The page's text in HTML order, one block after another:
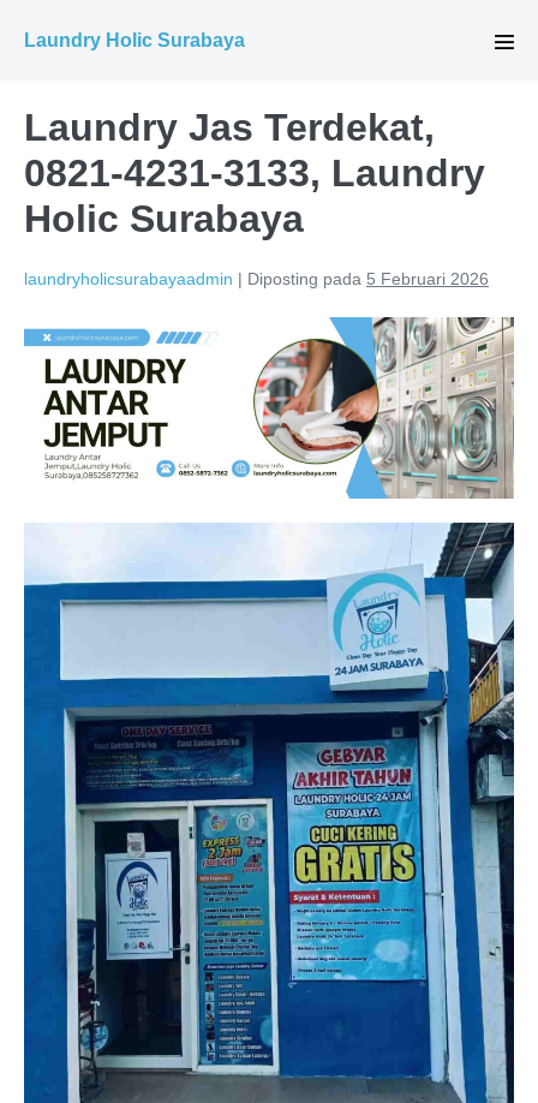
Laundry Holic Surabaya
Laundry Jas Terdekat,
0821-4231-3133, Laundry
Holic Surabaya
laundryholicsurabayaadmin | Diposting pada 5 Februari 2026